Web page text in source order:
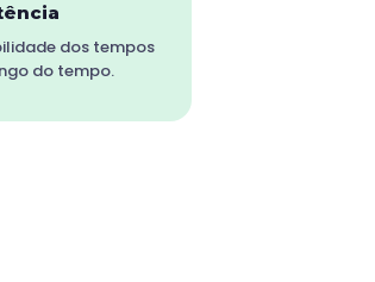
dos tempos
do tempo.